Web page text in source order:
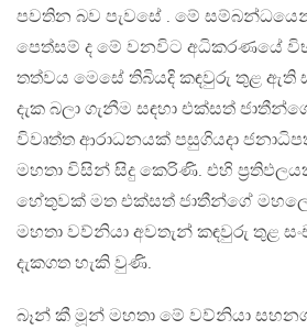
පවතින බව පැවසේ . මේ
පෙත්සම් ද මේ වනවිට අධිකරණයේ
තත්වය මෙසේ තිබියදි කඳවුරු තුළ ඇති
දැක බලා ගැනීම සඳහා එක්සත්
විවෘත්ත ආරාධනයක් පසුගියදා
මහතා විසින් සිදු කෙරිණි. එහි
හේතුවක් මත එක්සත් ජාතීන්ගේ
මහතා වව්නියා අවතැන් කඳවුරු තුළ
දැකගත හැකි වුණි.
බෑන් කී මූන් මහතා මේ වව්නියා